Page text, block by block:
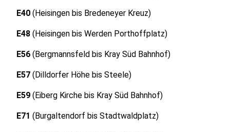
E40 (Heisingen bis Bredeneyer Kreuz)
E48 (Heisingen bis Werden Porthoffplatz)
E56 (Bergmannsfeld bis Kray Süd Bahnhof)
E57 (Dilldorfer Höhe bis Steele)
E59 (Eiberg Kirche bis Kray Süd Bahnhof)
E71 (Burgaltendorf bis Stadtwaldplatz)